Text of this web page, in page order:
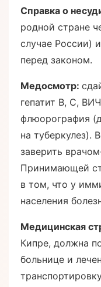
Справка о
родной стране
случае России)
перед законом.
Медосмотр:
гепатит В, С,
флюорография
на туберкулез).
заверить
Принимающей
в том, что у
населения
Медицинская
Кипре, должна
больнице и